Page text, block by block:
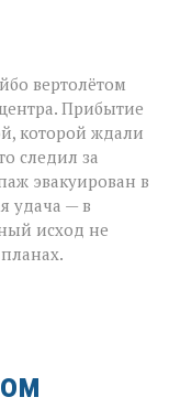
вертолётом
Прибытие
которой ждали
следил за
эвакуирован в
удача — в
исход не